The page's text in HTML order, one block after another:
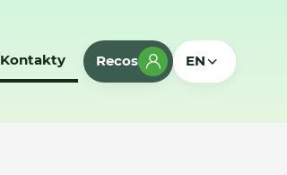
Kontakty Recos EN